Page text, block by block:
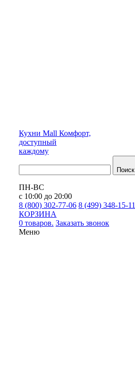
Кухни Mall Комфорт,
доступный
каждому
Поиск
ПН-ВС
с 10:00 до 20:00
8 (800) 302-77-06 8 (499) 348-15-11
КОРЗИНА
0 товаров. Заказать звонок
Меню